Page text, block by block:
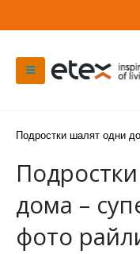
Подростки шалят одни
дома –
фото